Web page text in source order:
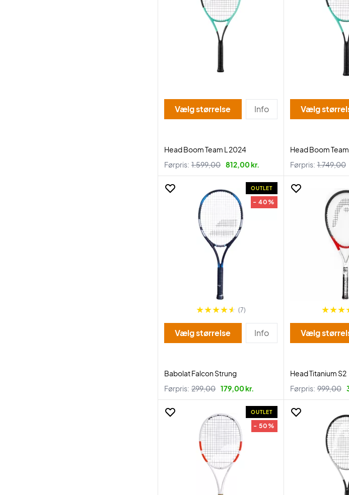
Vælg størrelse Info
Head Boom Team L 2024
Førpris: 1.599,00 812,00 kr.
Vælg
Head Boom
Førpris: 1.749,00
OUTLET
- 40%
(7)
Vælg størrelse Info
Babolat Falcon Strung
Førpris: 299,00 179,00 kr.
Vælg
Head Titanium S2
Førpris: 999,00
OUTLET
- 50%